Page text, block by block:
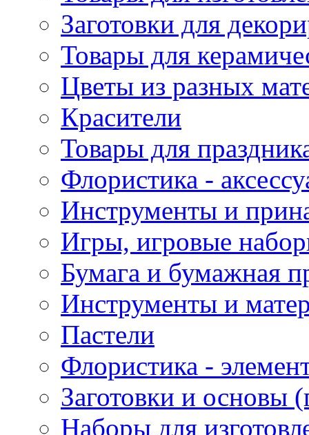
Заготовки для
Товары для
Цветы из разных
Красители
Товары для
Флористика -
Инструменты и
Игры, игровые
Бумага и бумажная
Инструменты и
Пастели
Флористика -
Заготовки и основы
Наборы для